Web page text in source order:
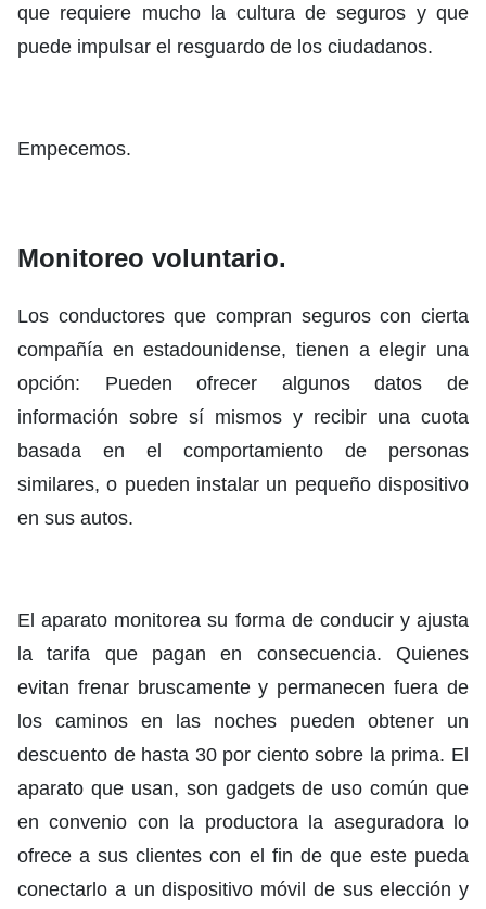
que requiere mucho la cultura de seguros y que
puede impulsar el resguardo de los ciudadanos.
Empecemos.
Monitoreo voluntario.
Los conductores que compran seguros con cierta
compañía en estadounidense, tienen a elegir una
opción: Pueden ofrecer algunos datos de
información sobre sí mismos y recibir una cuota
basada en el comportamiento de personas
similares, o pueden instalar un pequeño dispositivo
en sus autos.
El aparato monitorea su forma de conducir y ajusta
la tarifa que pagan en consecuencia. Quienes
evitan frenar bruscamente y permanecen fuera de
los caminos en las noches pueden obtener un
descuento de hasta 30 por ciento sobre la prima. El
aparato que usan, son gadgets de uso común que
en convenio con la productora la aseguradora lo
ofrece a sus clientes con el fin de que este pueda
conectarlo a un dispositivo móvil de sus elección y